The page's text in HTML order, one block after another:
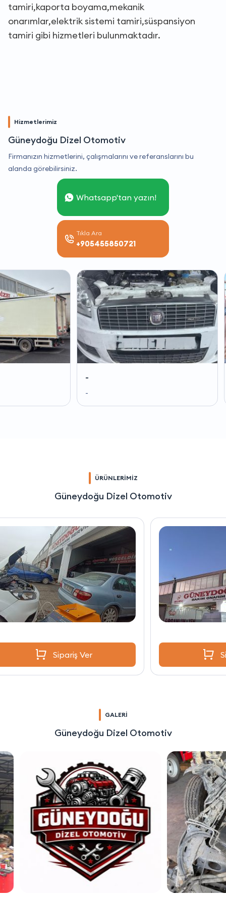
tamiri,kaporta boyama,mekanik
onarımlar,elektrik sistemi tamiri,süspansiyon
tamiri gibi hizmetleri bulunmaktadır.
Hizmetlerimiz
Güneydoğu Dizel Otomotiv
Firmanızın hizmetlerini, çalışmalarını ve referanslarını bu
alanda görebilirsiniz.
Whatsapp'tan yazın!
Tıkla Ara
+905455850721
ÜRÜNLERİMİZ
Güneydoğu Dizel Otomotiv
GALERİ
Güneydoğu Dizel Otomotiv